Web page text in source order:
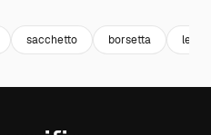
sacchetto borsetta le